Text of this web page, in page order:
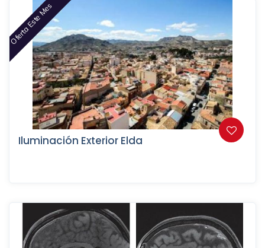
Oferta Este Mes
Iluminación Exterior Elda